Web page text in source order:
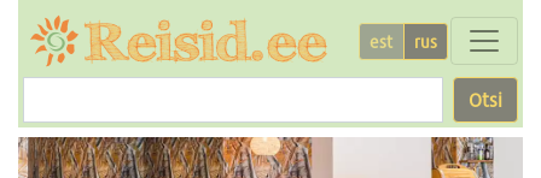
est rus
Otsi